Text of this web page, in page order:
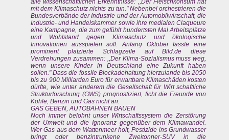
alle wissenschaftlichen Erkenntnisse: ,,Der Fleischkonsum hat
mit dem Klimaschutz nichts zu tun." Nebenbei orchestrieren die
Bundesverbände der Industrie und der Automobilwirtschaft, die
Industrie- und Handelskammer sowie ihre medialen Claqueure
eine Kampagne, die zum gefühlt hundertsten Mal Arbeitsplätze
und Wohlstand gegen Klimaschutz und ökologische
Innovationen ausspielen soll. Anfang Oktober fasste eine
prominent platzierte Schlagzeile auf Bild.de diese
Verdrehungen zusammen: ,,Der Klima-Sozialismus muss weg,
wenn unsere Kinder in Deutschland eine Zukunft haben
sollen." Dass die fossile Blockadehaltung hierzulande bis 2050
bis zu 900 Milliarden Euro für erwartbare Klimaschäden kosten
dürfte, wie unter anderem die Gesellschaft für Wirt schaftliche
Strukturforschung (GWS) prognostiziert, ficht die Freunde von
Kohle, Benzin und Gas nicht an.
GAS GEBEN, AUTOBAHNEN BAUEN
Noch immer belohnt unser Wirtschaftssystem die Zerstörung
der Umwelt und die Ignoranz gegenüber dem Klimawandel.
Wer Gas aus dem Wattenmeer holt, Pestizide ins Grundwasser
bringt oder benzintrunkene Zweitonner-SUV in die